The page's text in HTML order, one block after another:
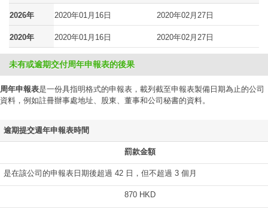
2026年 2020年01月16日 2020年02月27日
2020年 2020年01月16日 2020年02月27日
未有或逾期交付周年申報表的後果
周年申報表是一份具指明格式的申報表，載列截至申報表製備日期為止的公司
資料，例如註冊辦事處地址、股東、董事和公司秘書的資料。
逾期提交週年申報表時間
罰款金額
是在該公司的申報表日期後超過 42 日，但不超過 3 個月
870 HKD